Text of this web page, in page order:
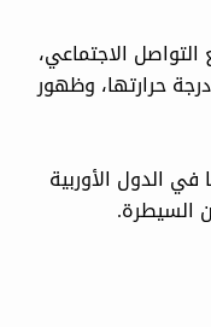
الاجتماعي،
حرارتها، وظهور
الدول الأوربية
السيطرة.